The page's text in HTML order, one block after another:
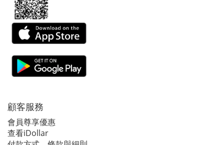
顧客服務
會員尊享優惠
查看iDollar